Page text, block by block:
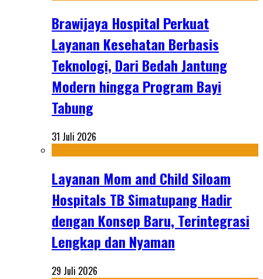
Brawijaya Hospital Perkuat
Layanan Kesehatan Berbasis
Teknologi, Dari Bedah Jantung
Modern hingga Program Bayi
Tabung
31 Juli 2026
Layanan Mom and Child Siloam
Hospitals TB Simatupang Hadir
dengan Konsep Baru, Terintegrasi
Lengkap dan Nyaman
29 Juli 2026